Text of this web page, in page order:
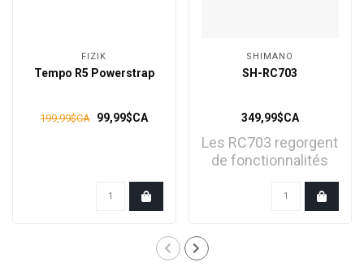
FIZIK
Tempo R5 Powerstrap
199,99$CA 99,99$CA
SHIMANO
SH-RC703
349,99$CA
Les RC703 regorgent
de fonctionnalités
pour la course et uti..